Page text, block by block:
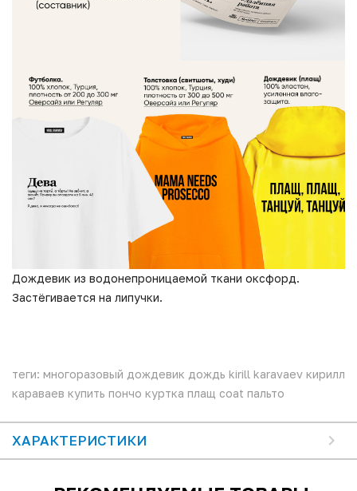
Дождевик из водонепроницаемой ткани оксфорд.
Застёгивается на липучки.
теги: многоразовый дождевик дождь kirill karavaev кирилл
караваев купить пончо куртка плащ coat пальто
ХАРАКТЕРИСТИКИ